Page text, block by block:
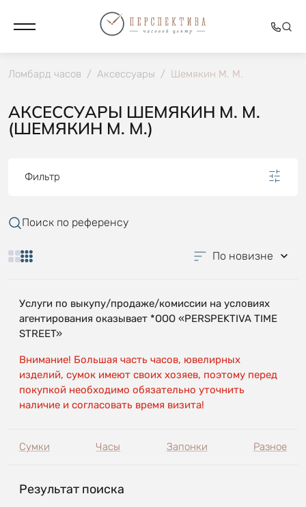
Ломбард часов / Аксессуары / Шемякин М. М.
АКСЕССУАРЫ ШЕМЯКИН М. М.
(ШЕМЯКИН М. М.)
Фильтр
Поиск по референсу
По новизне
Услуги по выкупу/продаже/комиссии на условиях
агентирования оказывает *OOO «PERSPEKTIVA TIME
STREET»
Внимание! Большая часть часов, ювелирных
изделий, сумок имеют своих хозяев, поэтому перед
покупкой необходимо обязательно уточнить
наличие и согласовать время визита!
Сумки Часы Запонки Разное
Результат поиска